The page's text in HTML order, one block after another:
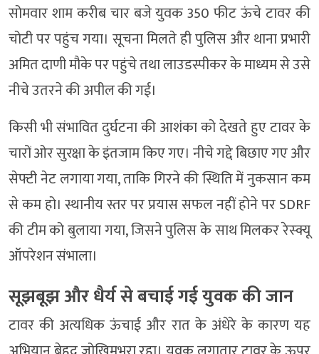
सोमवार शाम करीब चार बजे युवक 350 फीट ऊंचे टावर की
चोटी पर पहुंच गया। सूचना मिलते ही पुलिस और थाना प्रभारी
अमित दाणी मौके पर पहुंचे तथा लाउडस्पीकर के माध्यम से उसे
नीचे उतरने की अपील की गई।
किसी भी संभावित दुर्घटना की आशंका को देखते हुए टावर के
चारों ओर सुरक्षा के इंतजाम किए गए। नीचे गद्दे बिछाए गए और
सेफ्टी नेट लगाया गया, ताकि गिरने की स्थिति में नुकसान कम
से कम हो। स्थानीय स्तर पर प्रयास सफल नहीं होने पर SDRF
की टीम को बुलाया गया, जिसने पुलिस के साथ मिलकर रेस्क्यू
ऑपरेशन संभाला।
सूझबूझ और धैर्य से बचाई गई युवक की जान
टावर की अत्यधिक ऊंचाई और रात के अंधेरे के कारण यह